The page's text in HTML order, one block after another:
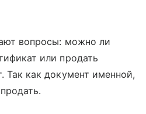
вопросы: можно ли
или продать
как документ именной,